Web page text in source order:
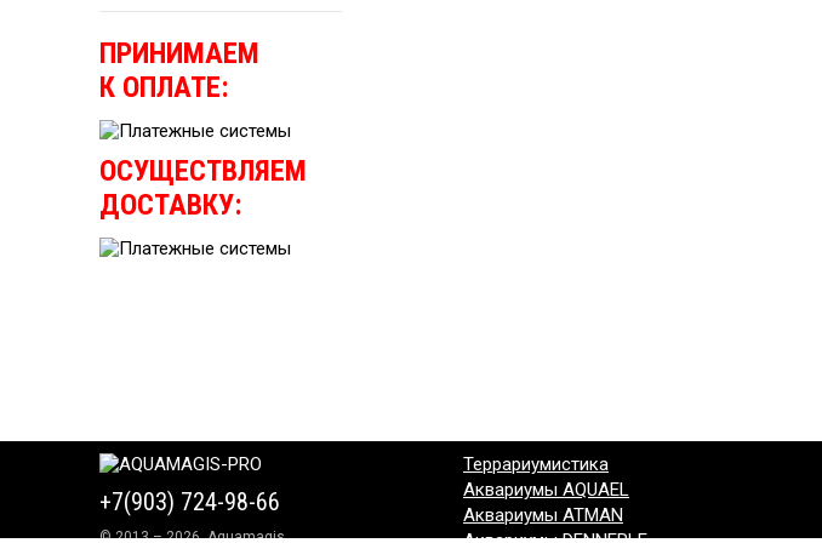
ПРИНИМАЕМ
К ОПЛАТЕ:
ОСУЩЕСТВЛЯЕМ
ДОСТАВКУ:
+7(903) 724-98-66
© 2013 – 2026, Aquamagis
Террариумистика
Аквариумы AQUAEL
Аквариумы ATMAN